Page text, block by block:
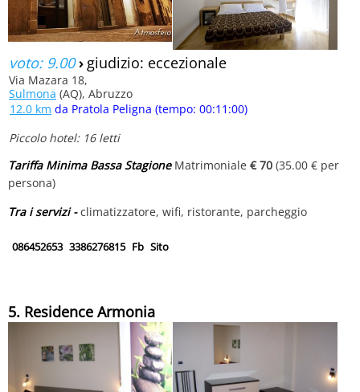
voto: 9.00› giudizio: eccezionale
Via Mazara 18,
Sulmona (AQ), Abruzzo
12.0 km da Pratola Peligna (tempo: 00:11:00)
Piccolo hotel: 16 letti
Tariffa Minima Bassa StagioneMatrimoniale € 70 (35.00 € per
persona)
Tra i servizi -climatizzatore, wifi, ristorante, parcheggio
086452653 3386276815 Fb Sito
5. Residence Armonia